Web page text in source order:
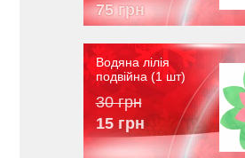
75 грн
Водяна лілія
подвійна (1 шт)
30 грн
15 грн